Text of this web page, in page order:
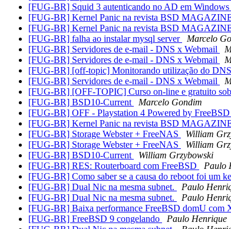
[FUG-BR] Squid 3 autenticando no AD em
[FUG-BR] Kernel Panic na revista BSD
[FUG-BR] Kernel Panic na revista BSD
[FUG-BR] falha ao instalar mysql server
Marcelo
[FUG-BR] Servidores de e-mail - DNS x Webmail
[FUG-BR] Servidores de e-mail - DNS x Webmail
[FUG-BR] [off-topic] Monitorando utilização do DNS
[FUG-BR] Servidores de e-mail - DNS x Webmail
[FUG-BR] [OFF-TOPIC] Curso on-line e gratuito
[FUG-BR] BSD10-Current
Marcelo Gondim
[FUG-BR] OFF - Playstation 4 Powered by FreeBSD
[FUG-BR] Kernel Panic na revista BSD
[FUG-BR] Storage Webster + FreeNAS
William
[FUG-BR] Storage Webster + FreeNAS
William
[FUG-BR] BSD10-Current
William Grzybowski
[FUG-BR] RES: Routerboard com FreeBSD
Paulo
[FUG-BR] Como saber se a causa do reboot foi um
[FUG-BR] Dual Nic na mesma subnet.
Paulo
[FUG-BR] Dual Nic na mesma subnet.
Paulo
[FUG-BR] Baixa performance FreeBSD domU
[FUG-BR] FreeBSD 9 congelando
Paulo Henrique